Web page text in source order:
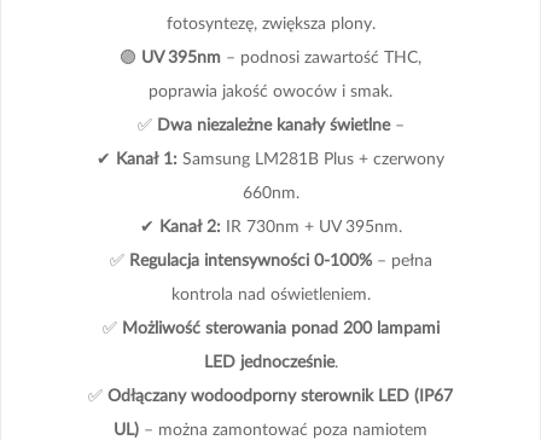
fotosyntezę, zwiększa plony.
🟣 UV 395nm – podnosi zawartość THC,
poprawia jakość owoców i smak.
✅ Dwa niezależne kanały świetlne–
✔ Kanał 1: Samsung LM281B Plus + czerwony
660nm.
✔ Kanał 2: IR 730nm + UV 395nm.
✅ Regulacja intensywności 0-100%– pełna
kontrola nad oświetleniem.
✅ Możliwość sterowania ponad 200 lampami
LED jednocześnie.
✅ Odłączany wodoodporny sterownik LED (IP67
UL) – można zamontować poza namiotem